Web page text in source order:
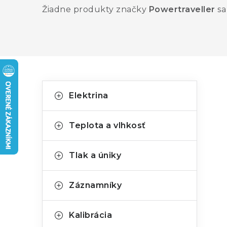
Žiadne produkty značky Powertraveller
o
n
ý
a
kategórie
e
ó
i
Elektrina
Teplota a vlhkosť
Tlak a úniky
Záznamníky
Kalibrácia